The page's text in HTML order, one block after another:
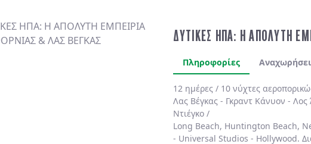
ΔΥΤΙΚΕΣ ΗΠΑ: Η ΑΠΟΛΥΤΗ
Πληροφορίες
12 ημέρες / 10 νύχτες
Λας Βέγκας- Γκραντ Κάνυον - Λος
Ντιέγκο /
Long Beach, Huntington Beach,
- Universal Studios - Hollywood.